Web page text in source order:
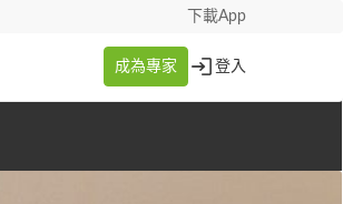
下載App
成為專家 登入